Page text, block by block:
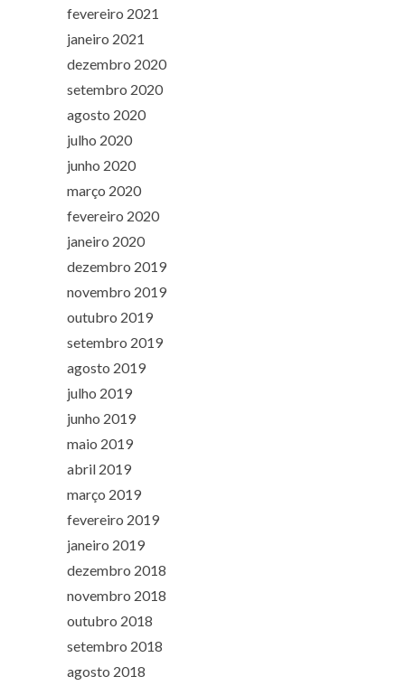
fevereiro 2021
janeiro 2021
dezembro 2020
setembro 2020
agosto 2020
julho 2020
junho 2020
março 2020
fevereiro 2020
janeiro 2020
dezembro 2019
novembro 2019
outubro 2019
setembro 2019
agosto 2019
julho 2019
junho 2019
maio 2019
abril 2019
março 2019
fevereiro 2019
janeiro 2019
dezembro 2018
novembro 2018
outubro 2018
setembro 2018
agosto 2018